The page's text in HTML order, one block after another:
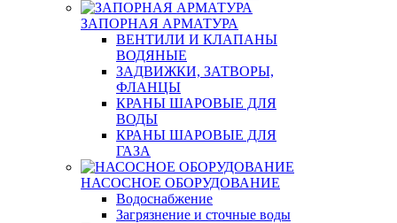
ЗАПОРНАЯ АРМАТУРА
ВЕНТИЛИ И КЛАПАНЫ
ВОДЯНЫЕ
ЗАДВИЖКИ, ЗАТВОРЫ,
ФЛАНЦЫ
КРАНЫ ШАРОВЫЕ ДЛЯ
ВОДЫ
КРАНЫ ШАРОВЫЕ ДЛЯ
ГАЗА
НАСОСНОЕ ОБОРУДОВАНИЕ
Водоснабжение
Загрязнение и сточные воды